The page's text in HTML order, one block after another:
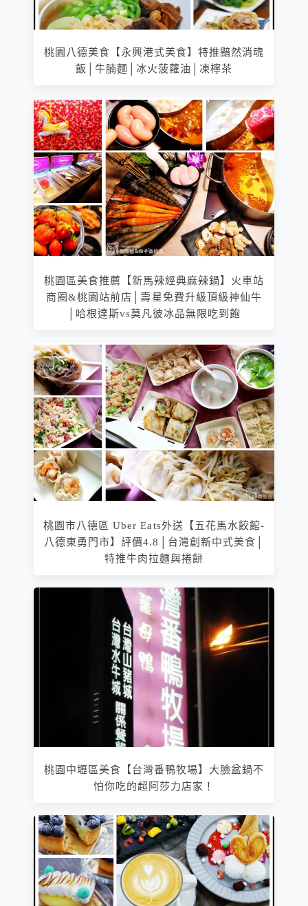
桃園八德美食【永興港式美食】特推黯然消魂
飯│牛腩麵│冰火菠蘿油│凍檸茶
桃園區美食推薦【新馬辣經典麻辣鍋】火車站
商圈&桃園站前店│壽星免費升級頂級神仙牛
│哈根達斯vs莫凡彼冰品無限吃到飽
桃園市八德區 Uber Eats外送【五花馬水餃館-
八德東勇門市】評價4.8│台灣創新中式美食│
特推牛肉拉麵與捲餅
桃園中壢區美食【台灣番鴨牧場】大臉盆鍋不
怕你吃的超阿莎力店家！